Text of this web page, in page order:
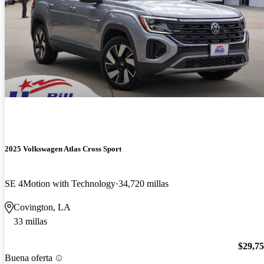
2025 Volkswagen Atlas Cross Sport
SE 4Motion with Technology 34,720 millas
Covington, LA
33 millas
Buena oferta